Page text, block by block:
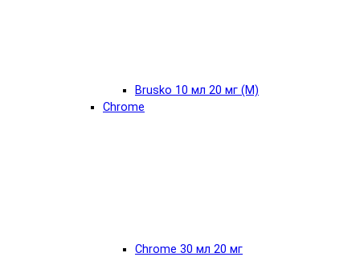
Brusko 10 мл 20 мг (М)
Chrome
Chrome 30 мл 20 мг